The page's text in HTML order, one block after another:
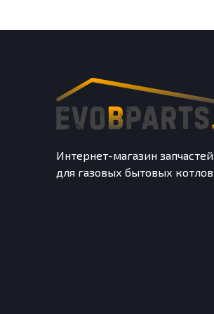
Интернет-магазин запчастей
для газовых бытовых котлов